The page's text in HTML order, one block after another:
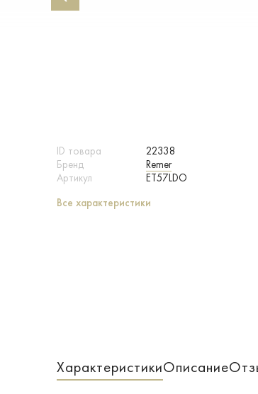
ID товара
22338
Бренд
Remer
Артикул
ET57LDO
Все характеристики
ХарактеристикиОписание